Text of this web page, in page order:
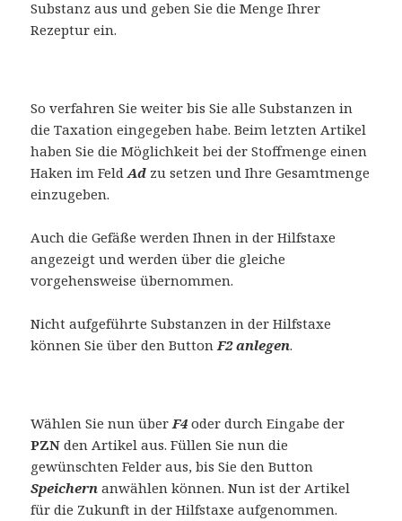
Substanz aus und geben Sie die Menge Ihrer
Rezeptur ein.
So verfahren Sie weiter bis Sie alle Substanzen in
die Taxation eingegeben habe. Beim letzten Artikel
haben Sie die Möglichkeit bei der Stoffmenge einen
Haken im FeldAd zu setzen und Ihre Gesamtmenge
einzugeben.
Auch die Gefäße werden Ihnen in der Hilfstaxe
angezeigt und werden über die gleiche
vorgehensweise übernommen.
Nicht aufgeführte Substanzen in der Hilfstaxe
können Sie über den Button F2 anlegen.
Wählen Sie nun über F4oder durch Eingabe der
PZN den Artikel aus. Füllen Sie nun die
gewünschten Felder aus, bis Sie den Button
Speichernanwählen können. Nun ist der Artikel
für die Zukunft in der Hilfstaxe aufgenommen.